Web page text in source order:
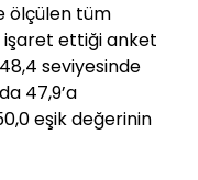
ölçülen tüm
işaret ettiği anket
seviyesinde
47,9’a
eşik değerinin